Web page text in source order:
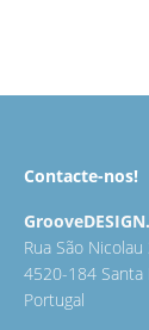
Contacte-nos!
Rua São Nicolau
4520-184 Santa
Portugal